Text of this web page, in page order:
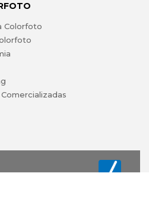
Colorfoto